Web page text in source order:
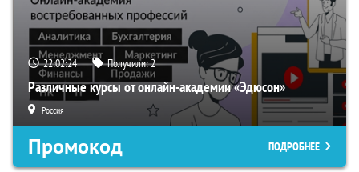
22:02:23 Получили:2
Различные курсы от онлайн-академии «Эдюсон»
Россия
Промокод ПОДРОБНЕЕ